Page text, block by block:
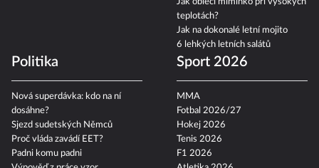
Jak obléci miminko při vysokých
teplotách?
Jak na dokonalé letní mojito
6 lehkých letních salátů
Politika
Nová superdávka: kdo na ní
dosáhne?
Sjezd sudetských Němců
Proč vláda zavádí EET?
Padni komu padni
Sport 2026
MMA
Fotbal 2026/27
Hokej 2026
Tenis 2026
F1 2026